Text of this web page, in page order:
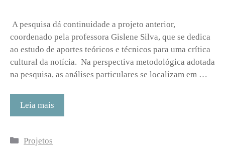
A pesquisa dá continuidade a projeto anterior,
coordenado pela professora Gislene Silva, que se dedica
ao estudo de aportes teóricos e técnicos para uma crítica
cultural da notícia. Na perspectiva metodológica adotada
na pesquisa, as análises particulares se localizam em …
Leia mais
Categorias
Projetos